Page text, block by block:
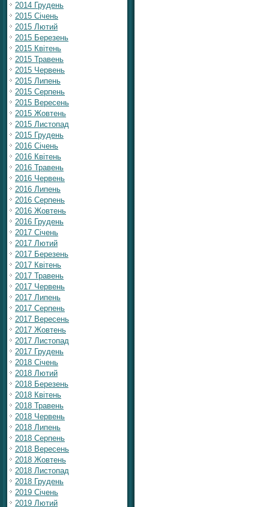
2014 Грудень
2015 Січень
2015 Лютий
2015 Березень
2015 Квітень
2015 Травень
2015 Червень
2015 Липень
2015 Серпень
2015 Вересень
2015 Жовтень
2015 Листопад
2015 Грудень
2016 Січень
2016 Квітень
2016 Травень
2016 Червень
2016 Липень
2016 Серпень
2016 Жовтень
2016 Грудень
2017 Січень
2017 Лютий
2017 Березень
2017 Квітень
2017 Травень
2017 Червень
2017 Липень
2017 Серпень
2017 Вересень
2017 Жовтень
2017 Листопад
2017 Грудень
2018 Січень
2018 Лютий
2018 Березень
2018 Квітень
2018 Травень
2018 Червень
2018 Липень
2018 Серпень
2018 Вересень
2018 Жовтень
2018 Листопад
2018 Грудень
2019 Січень
2019 Лютий